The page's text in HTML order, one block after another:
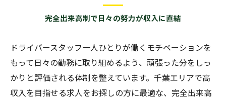
完全出来高制で日々の努力が収入に直結
ドライバースタッフ一人ひとりが働くモチベーションを
もって日々の勤務に取り組めるよう、頑張った分をしっ
かりと評価される体制を整えています。千葉エリアで高
収入を目指せる求人をお探しの方に最適な、完全出来高